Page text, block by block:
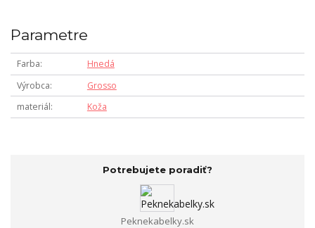
Parametre
Farba
Hnedá
Výrobca
Grosso
materiál
Koža
Potrebujete poradiť?
Peknekabelky.sk